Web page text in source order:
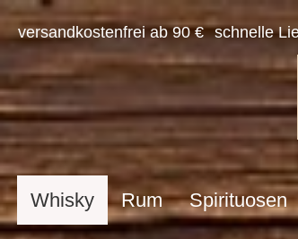
versandkostenfrei ab 90 € schnelle
Whisky Rum Spirituosen